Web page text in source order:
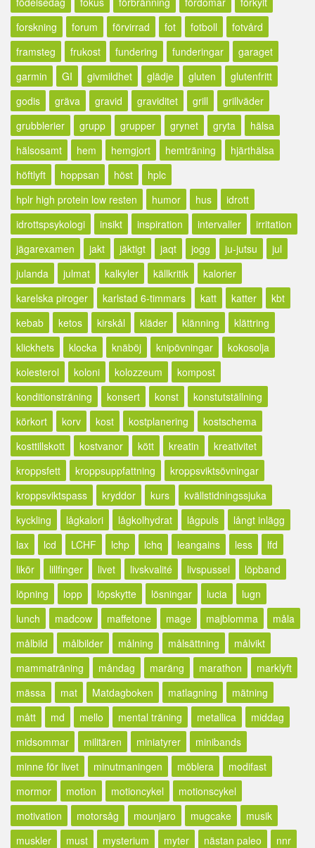
forskning
forum förvirrad fot fotboll
fotvård
framsteg
frukost fundering funderingar
garaget
garmin
GI givmildhet glädje gluten
glutenfritt
godis
gräva gravid graviditet grill
grillväder
grubblerier
grupp grupper grynet gryta
hälsa
hälsosamt
hem hemgjort hemträning
hjärthälsa
höftlyft
hoppsan höst
hplc
hplr high protein low resten
humor hus
idrott
idrottspsykologi
insikt inspiration intervaller
irritation
jägarexamen
jakt jäktigt jaqt jogg ju-jutsu
jul
julanda
julmat kalkyler källkritik
kalorier
karelska piroger
karlstad 6-timmars katt katter
kbt
kebab
ketos kirskål kläder klänning
klättring
klickhets
klocka knäböj knipövningar
kokosolja
kolesterol
koloni kolozzeum
kompost
konditionsträning
konsert konst
konstutställning
körkort
korv kost kostplanering
kostschema
kosttillskott
kostvanor kött kreatin
kreativitet
kroppsfett
kroppsuppfattning
kroppsviktsövningar
kroppsviktspass
kryddor kurs
kvällstidningssjuka
kyckling
lågkalori lågkolhydrat lågpuls
långt inlägg
lax
lcd LCHF lchp lchq leangains less
lfd
likör
lillfinger livet livskvalité livspussel
löpband
löpning
lopp löpskytte lösningar lucia
lugn
lunch
madcow maffetone mage majblomma
måla
målbild
målbilder målning målsättning
målvikt
mammaträning
måndag maräng marathon
marklyft
mässa
mat Matdagboken matlagning
mätning
mått
md mello mental träning metallica
middag
midsommar
militären miniatyrer
minibands
minne för livet
minutmaningen möblera
modifast
mormor
motion motioncykel
motionscykel
motivation
motorsåg mounjaro mugcake
musik
muskler
must mysterium myter nästan paleo
nnr